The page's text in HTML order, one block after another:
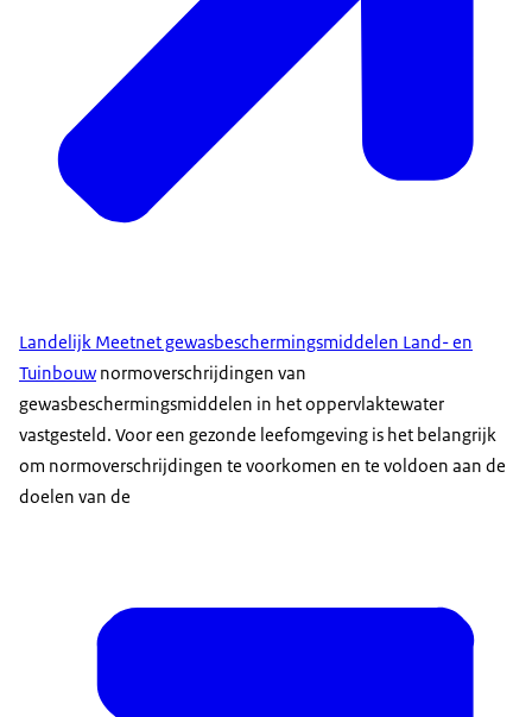
Landelijk Meetnet gewasbeschermingsmiddelen Land- en
Tuinbouw normoverschrijdingen van
gewasbeschermingsmiddelen in het oppervlaktewater
vastgesteld. Voor een gezonde leefomgeving is het belangrijk
om normoverschrijdingen te voorkomen en te voldoen aan de
doelen van de